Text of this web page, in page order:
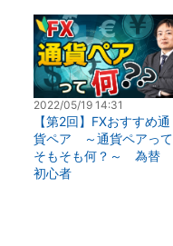
2022/05/19 14:31
【第2回】FXおすすめ通
貨ペア ～通貨ペアって
そもそも何？～ 為替
初心者